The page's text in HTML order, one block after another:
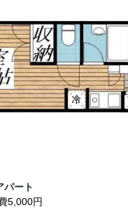
パート
5,000円